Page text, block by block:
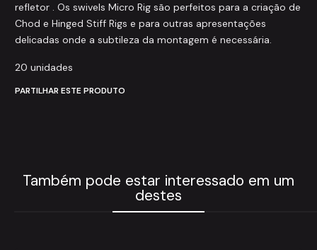
refletor . Os swivels Micro Rig são perfeitos para a criação de
Chod e Hinged Stiff Rigs e para outras apresentações
delicadas onde a subtileza da montagem é necessária.
20 unidades
PARTILHAR ESTE PRODUTO
Também pode estar interessado em um
destes